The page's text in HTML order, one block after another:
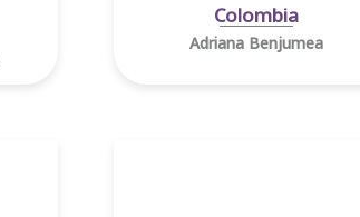
Colombia
Adriana Benjumea